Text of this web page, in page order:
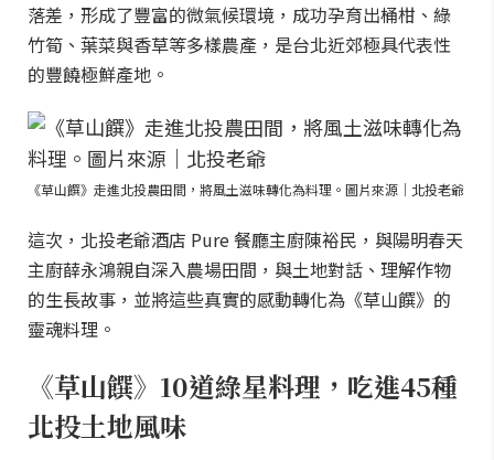
落差，形成了豐富的微氣候環境，成功孕育出桶柑、綠
竹筍、葉菜與香草等多樣農產，是台北近郊極具代表性
的豐饒極鮮產地。
《草山饌》走進北投農田間，將風土滋味轉化為料理。圖片來源｜北投老爺
這次，北投老爺酒店 Pure 餐廳主廚陳裕民，與陽明春天
主廚薛永鴻親自深入農場田間，與土地對話、理解作物
的生長故事，並將這些真實的感動轉化為《草山饌》的
靈魂料理。
《草山饌》10道綠星料理，吃進45種
北投土地風味